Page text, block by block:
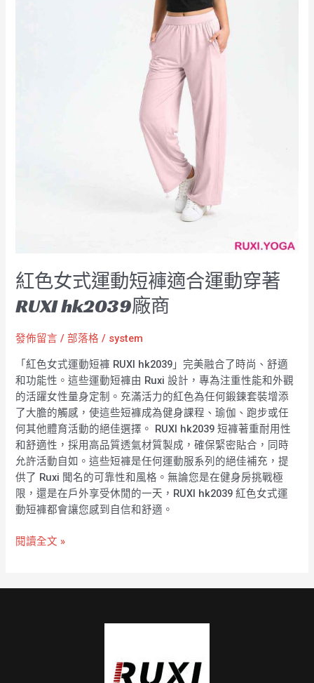
紅色女式運動短褲適合運動穿著
RUXI hk2039廠商
發佈留言 /部落格 / system
「紅色女式運動短褲 RUXI hk2039」完美融合了時尚、舒適
和功能性。這些運動短褲由 Ruxi 設計，專為注重性能和外觀
的活躍女性量身定制。充滿活力的紅色為任何鍛鍊套裝增添
了大膽的觸感，使這些短褲成為健身課程、瑜伽、跑步或任
何其他體育活動的絕佳選擇。 RUXI hk2039 短褲著重耐用性
和舒適性，採用高品質透氣材質製成，確保緊密貼合，同時
允許活動自如。這些短褲是任何運動服系列的絕佳補充，提
供了 Ruxi 聞名的可靠性和風格。無論您是在健身房挑戰極
限，還是在戶外享受休閒的一天，RUXI hk2039 紅色女式運
動短褲都會讓您感到自信和舒適。
閱讀全文 »